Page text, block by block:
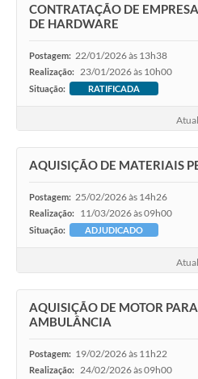
CONTRATAÇÃO DE
DE HARDWARE
Postagem: 22/01/2026 às 13h38
Realização: 23/01/2026 às 10h00
Situação: RATIFICADA
AQUISIÇÃO DE MATERIAIS
Postagem: 25/02/2026 às 14h26
Realização: 11/03/2026 às 09h00
Situação: ADJUDICADO
AQUISIÇÃO DE MOTOR
AMBULÂNCIA
Postagem: 19/02/2026 às 11h22
Realização: 24/02/2026 às 09h00